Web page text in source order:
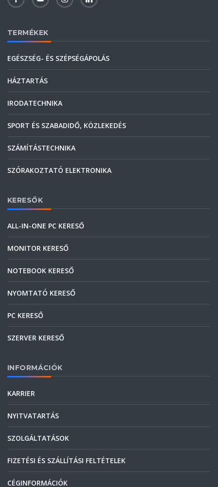
TERMÉKEK
EGÉSZSÉG- ÉS SZÉPSÉGÁPOLÁS
HÁZTARTÁS
IRODATECHNIKA
SPORT ÉS SZABADIDŐ, KÖZLEKEDÉS
SZÁMÍTÁSTECHNIKA
SZÓRAKOZTATÓ ELEKTRONIKA
KERESŐK
ALL-IN-ONE PC KERESŐ
MONITOR KERESŐ
NOTEBOOK KERESŐ
NYOMTATÓ KERESŐ
PC KERESŐ
SZERVER KERESŐ
INFORMÁCIÓK
KARRIER
NYITVATARTÁS
SZOLGÁLTATÁSOK
FIZETÉSI ÉS SZÁLLÍTÁSI FELTÉTELEK
CÉGINFORMÁCIÓK